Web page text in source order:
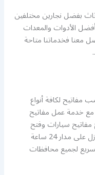
بفضل نجارين مختلفين
الأدوات والمعدات
معنا فخدماتنا متاحة
لكافة أنواع
مع خدمة عمل مفاتيح
سيارات وفتح
تجوري وعمل مفاتيح جديد، فتح أبواب منازل على مدار 24 ساعة
لجميع محافظات